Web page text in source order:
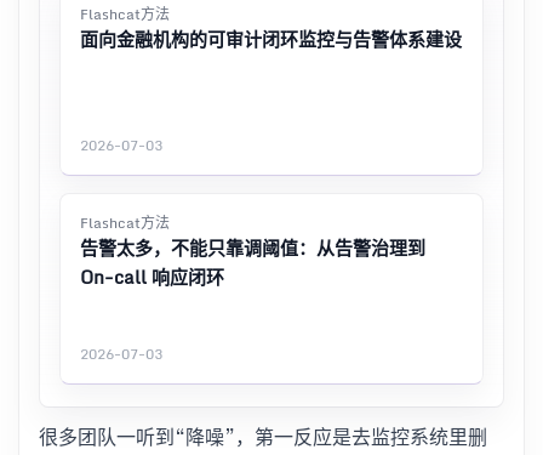
Flashcat方法
面向金融机构的可审计闭环监控与告警体系建设
2026-07-03
Flashcat方法
告警太多，不能只靠调阈值：从告警治理到
On-call 响应闭环
2026-07-03
很多团队一听到“降噪”，第一反应是去监控系统里删